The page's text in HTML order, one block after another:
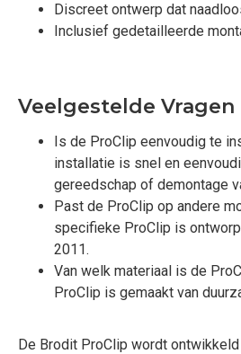
Discreet ontwerp dat
Inclusief gedetailleerde
Veelgestelde Vragen
Is de ProClip eenvoudig te
installatie is snel en
gereedschap of demontage
Past de ProClip op andere
specifieke ProClip is
2011.
Van welk materiaal is de
ProClip is gemaakt van
De Brodit ProClip wordt